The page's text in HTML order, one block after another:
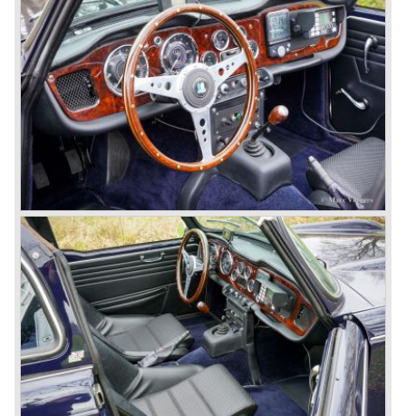
because the TR 4 looks of the TR 5/250 ran out of date.
All Triumph Engineering capacity was dedicated to the
new project and Triumph had not much money to spend
on the TR 5 successor. Triumph got in touch with
Karmann company located in Osnabruck, Germany.
Karmann had the possibilities and means to design and
develop the new car and was also able to manufacture all
the tooling. Karmann decided to redesign the front and rear
of Michelotti's original TR 4 design and not to touch the
structure underneath and the cockpit-area.
Karmanns efforts resulted in the Triumph TR 6 in the year
1968. Karmann succeeded in creating a new, more
aggressive, modern and masculine look for the TR which
was very well accepted by the public. The TR 6 was to
become Triumph best seller ever, approximately 95.000
TR 6 were built until the end of production in 1976.
The prestigious project, mentioned above, gave birth to the
Triumph Stag in 1970. The Stag was a real safety-car, it
featured a roll-over bar and a safety interior with all padded
surfaces. The engine was a newly developed 2997 cc. V8
engine. The Stag was not a real sports car but more like
an open GT, comfortable and fast. The greater part of Stag
production was shipped to the USA fitted with an
automatic gearbox.